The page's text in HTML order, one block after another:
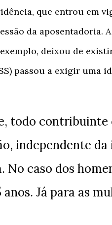
que entrou em
da aposentadoria.
deixou de
passou a exigir uma
todo contribuinte
independente
No caso dos
anos. Já para as